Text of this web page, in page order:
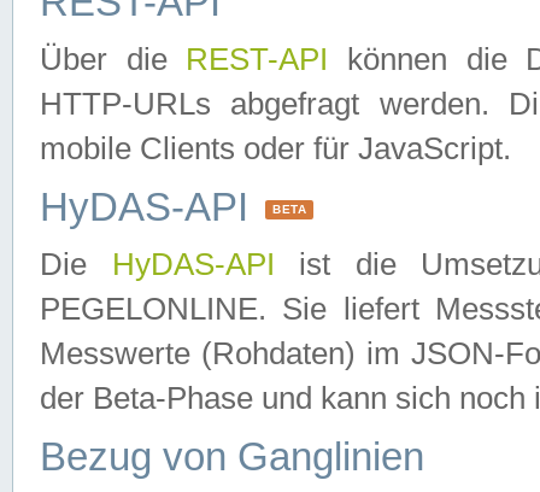
Über die REST-API können die
HTTP-URLs abgefragt werden.
mobile Clients oder für JavaScript.
HyDAS-API BETA
Die HyDAS-API ist die
PEGELONLINE. Sie liefert
Messwerte (Rohdaten) im JSON-
der Beta-Phase und kann sich noch
Bezug von Ganglinien